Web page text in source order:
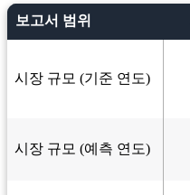
보고서 범위
시장 규모 (기준 연도)
시장 규모 (예측 연도)